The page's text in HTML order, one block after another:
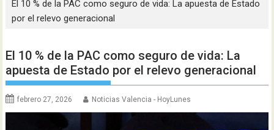
El 10 % de la PAC como seguro de vida: La apuesta de Estado
por el relevo generacional
El 10 % de la PAC como seguro de vida: La
apuesta de Estado por el relevo generacional
febrero 27, 2026 Noticias Valencia - HoyLunes